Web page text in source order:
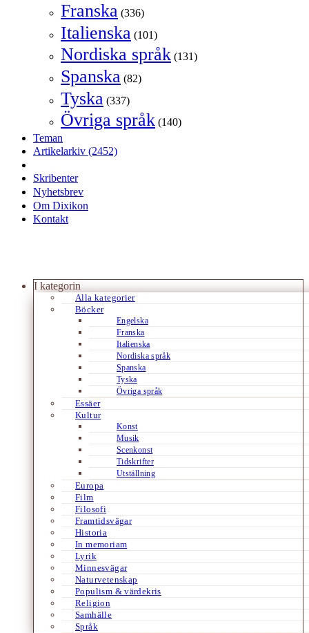
Franska (336)
Italienska (101)
Nordiska språk (131)
Spanska (82)
Tyska (337)
Övriga språk (140)
Teman
Artikelarkiv (2452)
Skribenter
Nyhetsbrev
Om Dixikon
Kontakt
I kategorin
Alla kategorier
Böcker
Engelska
Franska
Italienska
Nordiska språk
Spanska
Tyska
Övriga språk
Essäer
Kultur
Konst
Musik
Scenkonst
Tidskrifter
Utställning
Europa
Film
Filosofi
Framtidsvägar
Historia
In memoriam
Lyrik
Minnesvägar
Naturvetenskap
Populism & värdekris
Religion
Samhälle
Språk